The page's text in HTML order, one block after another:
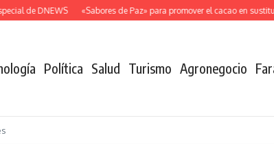
de DNEWS «Sabores de Paz» para promover el cacao en
Política Salud Turismo Agronegocio